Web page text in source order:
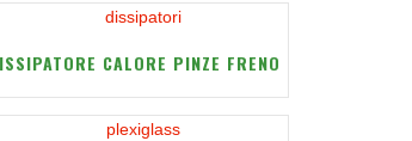
CALORE PINZE FRENO